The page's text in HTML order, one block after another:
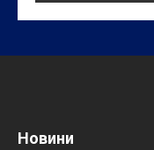
Новини